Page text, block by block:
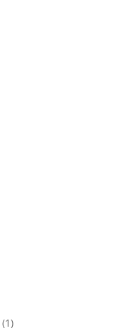
(1)